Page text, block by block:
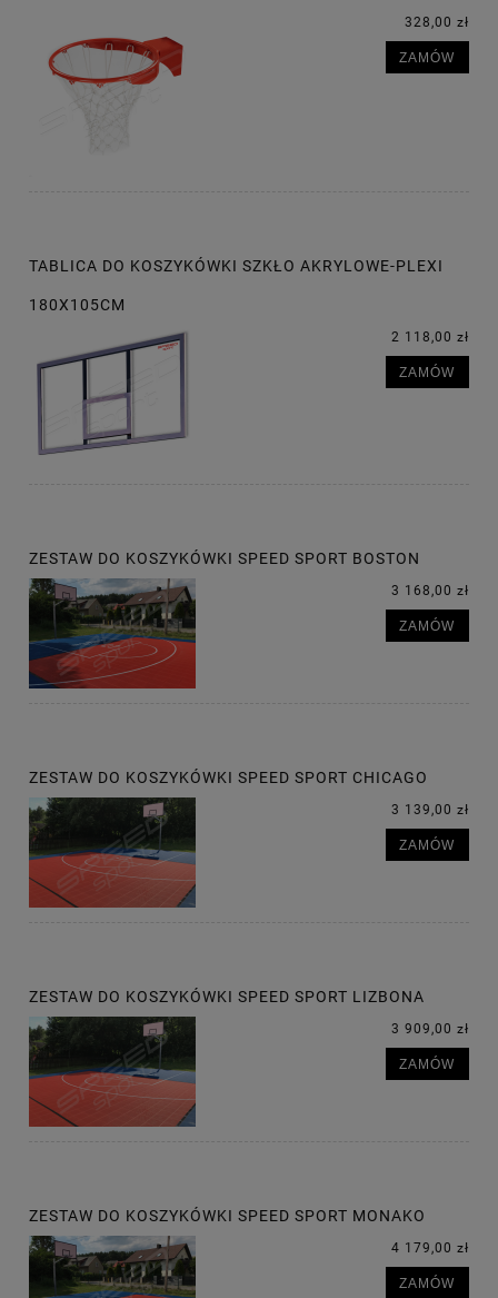
328,00 zł
ZAMÓW
TABLICA DO KOSZYKÓWKI SZKŁO AKRYLOWE-PLEXI
180X105CM
2 118,00 zł
ZAMÓW
ZESTAW DO KOSZYKÓWKI SPEED SPORT BOSTON
3 168,00 zł
ZAMÓW
ZESTAW DO KOSZYKÓWKI SPEED SPORT CHICAGO
3 139,00 zł
ZAMÓW
ZESTAW DO KOSZYKÓWKI SPEED SPORT LIZBONA
3 909,00 zł
ZAMÓW
ZESTAW DO KOSZYKÓWKI SPEED SPORT MONAKO
4 179,00 zł
ZAMÓW